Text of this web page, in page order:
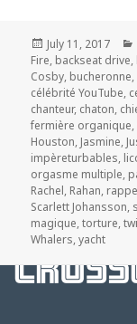
Posted
on
July 11, 2017
Fire, backseat drive,
Cosby, bucheronne,
célébrité YouTube,
chanteur, chaton,
fermière organique,
Houston, Jasmine,
impèreturbables,
orgasme multiple,
Rachel, Rahan,
Scarlett Johansson,
magique,torture,
Whalers,yacht